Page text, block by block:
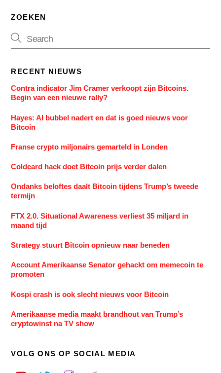
ZOEKEN
RECENT NIEUWS
Contra indicator Jim Cramer verkoopt zijn Bitcoins.
Begin van een nieuwe rally?
Hayes: AI bubbel nadert en dat is goed nieuws voor
Bitcoin
Franse crypto miljonairs gemarteld in Londen
Coldcard hack doet Bitcoin prijs verder dalen
Ondanks beloftes daalt Bitcoin tijdens Trump’s tweede
termijn
FTX 2.0. Situational Awareness verliest 35 miljard in
maand tijd
Strategy stuurt Bitcoin opnieuw naar beneden
Account Amerikaanse Senator gehackt om memecoin te
promoten
Kospi crash is ook slecht nieuws voor Bitcoin
Amerikaanse media maakt brandhout van Trump’s
cryptowinst na TV show
VOLG ONS OP SOCIAL MEDIA